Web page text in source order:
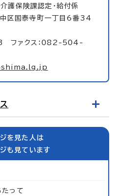
介護保険課認定・給付係
国泰寺町一丁目6番34
ファクス：082-504-
を見た人は
も見ています
たって